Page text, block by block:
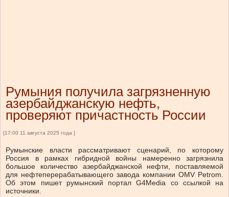
Румыния получила загрязненную
азербайджанскую нефть,
проверяют причастность России
[17:00 11 августа 2025 года ]
Румынские власти рассматривают сценарий, по которому
Россия в рамках гибридной войны намеренно загрязнила
большое количество азербайджанской нефти, поставляемой
для нефтеперерабатывающего завода компании OMV Petrom.
Об этом пишет румынский портал G4Media со ссылкой на
источники.